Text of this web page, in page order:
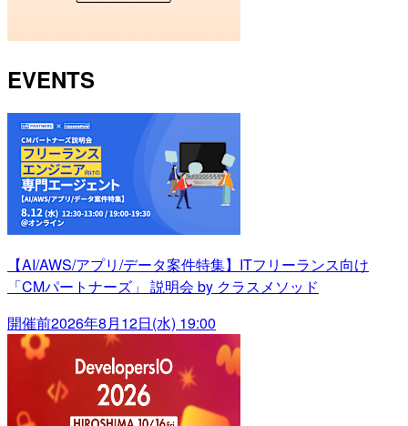
EVENTS
【AI/AWS/アプリ/データ案件特集】ITフリーランス向け
「CMパートナーズ」 説明会 by クラスメソッド
開催前2026年8月12日(水) 19:00